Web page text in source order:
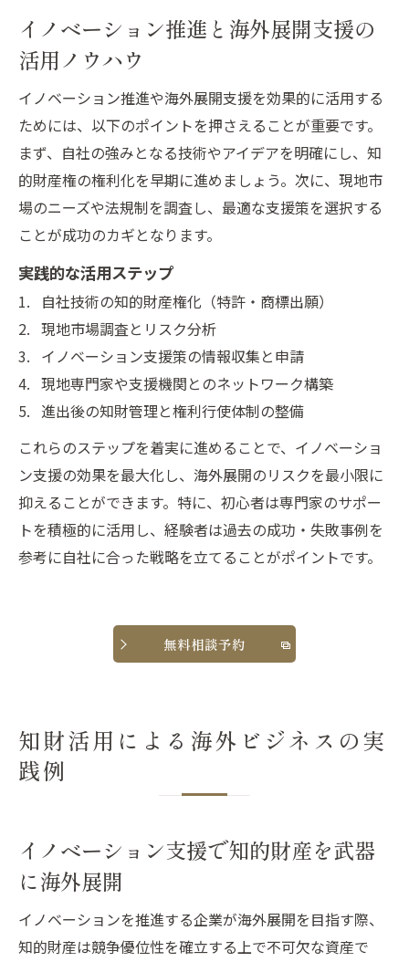
イノベーション推進と海外展開支援の
活用ノウハウ
イノベーション推進や海外展開支援を効果的に活用する
ためには、以下のポイントを押さえることが重要です。
まず、自社の強みとなる技術やアイデアを明確にし、知
的財産権の権利化を早期に進めましょう。次に、現地市
場のニーズや法規制を調査し、最適な支援策を選択する
ことが成功のカギとなります。
実践的な活用ステップ
自社技術の知的財産権化（特許・商標出願）
現地市場調査とリスク分析
イノベーション支援策の情報収集と申請
現地専門家や支援機関とのネットワーク構築
進出後の知財管理と権利行使体制の整備
これらのステップを着実に進めることで、イノベーショ
ン支援の効果を最大化し、海外展開のリスクを最小限に
抑えることができます。特に、初心者は専門家のサポー
トを積極的に活用し、経験者は過去の成功・失敗事例を
参考に自社に合った戦略を立てることがポイントです。
無料相談予約
知財活用による海外ビジネスの実
践例
イノベーション支援で知的財産を武器
に海外展開
イノベーションを推進する企業が海外展開を目指す際、
知的財産は競争優位性を確立する上で不可欠な資産で